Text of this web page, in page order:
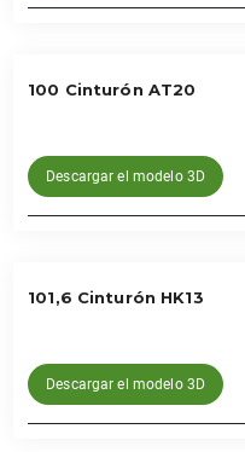
100 Cinturón AT20
Descargar el modelo 3D
101,6 Cinturón HK13
Descargar el modelo 3D